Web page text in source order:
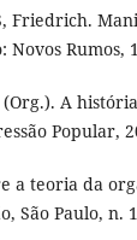
Friedrich.
Novos Rumos,
(Org.). A
Popular,
a teoria da
São Paulo, n.